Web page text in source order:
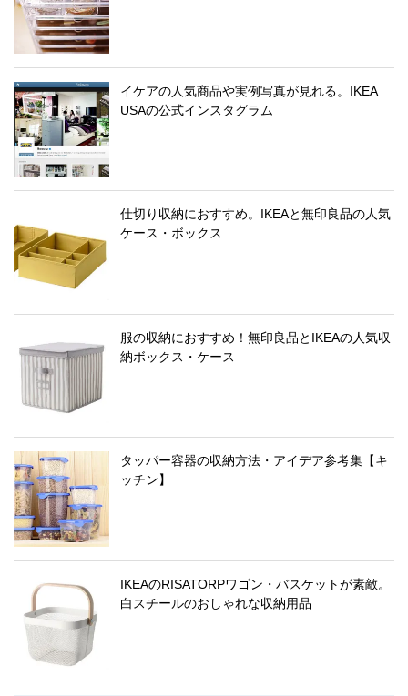
イケアの人気商品や実例写真が見れる。IKEA
USAの公式インスタグラム
仕切り収納におすすめ。IKEAと無印良品の人気
ケース・ボックス
服の収納におすすめ！無印良品とIKEAの人気収
納ボックス・ケース
タッパー容器の収納方法・アイデア参考集【キ
ッチン】
IKEAのRISATORPワゴン・バスケットが素敵。
白スチールのおしゃれな収納用品